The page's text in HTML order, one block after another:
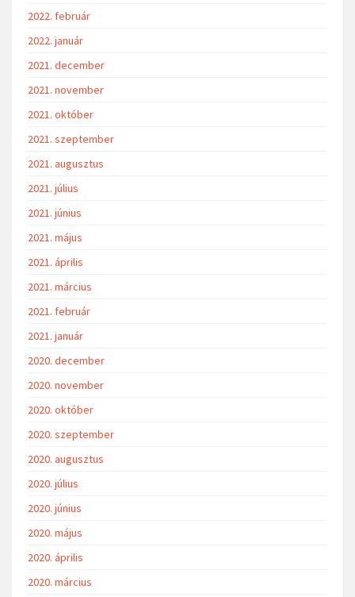
2022. február
2022. január
2021. december
2021. november
2021. október
2021. szeptember
2021. augusztus
2021. július
2021. június
2021. május
2021. április
2021. március
2021. február
2021. január
2020. december
2020. november
2020. október
2020. szeptember
2020. augusztus
2020. július
2020. június
2020. május
2020. április
2020. március